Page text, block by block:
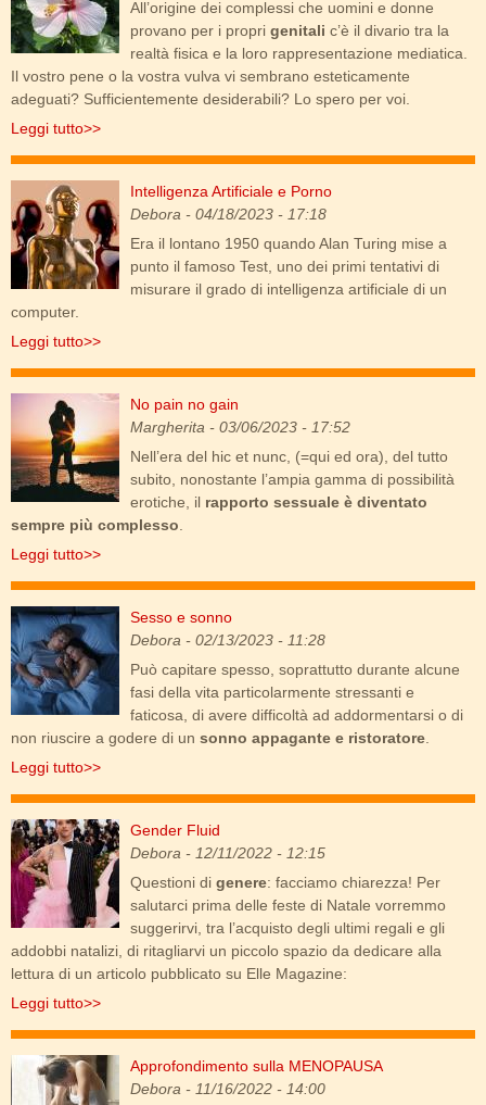
All’origine dei complessi che uomini e donne
provano per i propri genitali c’è il divario tra la
realtà fisica e la loro rappresentazione mediatica.
Il vostro pene o la vostra vulva vi sembrano esteticamente
adeguati? Sufficientemente desiderabili? Lo spero per voi.
Leggi tutto>>
ai_porn_0.jpg
Intelligenza Artificiale e Porno
Debora - 04/18/2023 - 17:18
Era il lontano 1950 quando Alan Turing mise a
punto il famoso Test, uno dei primi tentativi di
misurare il grado di intelligenza artificiale di un
computer.
Leggi tutto>>
amore.jpg
No pain no gain
Margherita - 03/06/2023 - 17:52
Nell’era del hic et nunc, (=qui ed ora), del tutto
subito, nonostante l’ampia gamma di possibilità
erotiche, il rapporto sessuale è diventato
sempre più complesso
Leggi tutto>>
sesso-e-sonno.jpg
Sesso e sonno
Debora - 02/13/2023 - 11:28
Può capitare spesso, soprattutto durante alcune
fasi della vita particolarmente stressanti e
faticosa, di avere difficoltà ad addormentarsi o di
non riuscire a godere di un sonno appagante e ristoratore
Leggi tutto>>
gender_fluid.jpg
Gender Fluid
Debora - 12/11/2022 - 12:15
Questioni di genere: facciamo chiarezza! Per
salutarci prima delle feste di Natale vorremmo
suggerirvi, tra l’acquisto degli ultimi regali e gli
addobbi natalizi, di ritagliarvi un piccolo spazio da dedicare alla
lettura di un articolo pubblicato su Elle Magazine:
Leggi tutto>>
respirazione-diaframma.jpg
Approfondimento sulla MENOPAUSA
Debora - 11/16/2022 - 14:00